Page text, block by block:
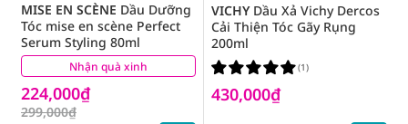
Nhận quà xinh
MISE EN SCÈNE Dầu Dưỡng
Tóc mise en scène Perfect
Serum Styling 80ml
224,000₫
299,000₫
(1)
VICHYDầu Xả Vichy Dercos
Cải Thiện Tóc Gãy Rụng
200ml
430,000₫
(1)